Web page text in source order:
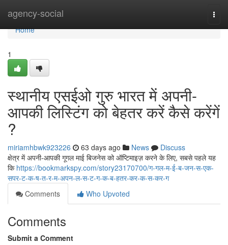
agency-social
Home
Home
1
स्थानीय एसईओ गुरु भारत में अपनी-
आपकी लिस्टिंग को बेहतर करें कैसे करेंगें
?
miriamhbwk923226 63 days ago News
Discuss
क्षेत्र में अपनी-आपकी गूगल माई बिजनेस को ऑप्टिमाइज़ करने के लिए, सबसे पहले यह
कि https://bookmarkspy.com/story23170700/ग-गल-म-ई-ब-जन-स-एक-
सपर-ट-क-ष-त-र-म-अपन-ल-स-ट-ग-क-ब-हतर-कर-क-स-कर-ग
Comments
Who Upvoted
Comments
Submit a Comment